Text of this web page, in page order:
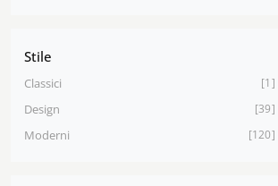
Stile
Classici 1
Design 39
Moderni 120